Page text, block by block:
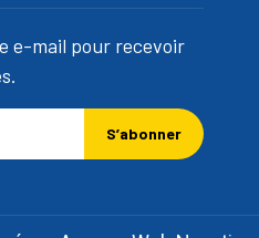
e-mail pour recevoir
S’abonner